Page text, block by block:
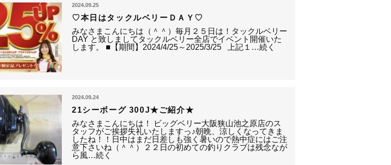
2024.09.25
♡本日はタックルベリーＤＡＹ♡
みなさまこんにちは（＾＾）毎月２５日は！タックルベリー
DAY と致しましてタックルベリー全店でイベント開催いた
します。 ■【期間】2024/4/25～2025/3/25 上記１…続く
2024.09.24
21シーボーグ 300J★ご紹介★
みなさまこんにちは！ ビッグベリー大阪狭山池之原店のス
タッフがご挨拶失礼いたしますっ♪朝晩、涼しくなってきま
したね！！日中はまだ日差しも強く暑いので熱中症にはご注
意下さいね（＾＾）２２日の初めての釣りクラブは残念なが
ら風…続く